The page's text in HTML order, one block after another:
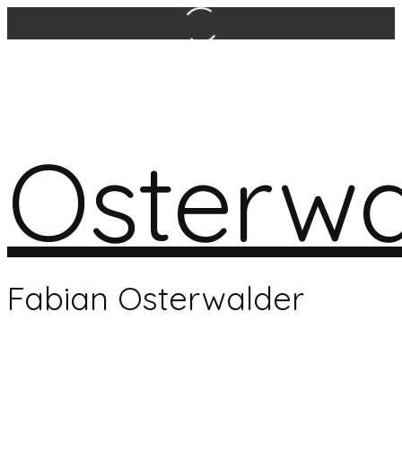
Fabian Osterwalder